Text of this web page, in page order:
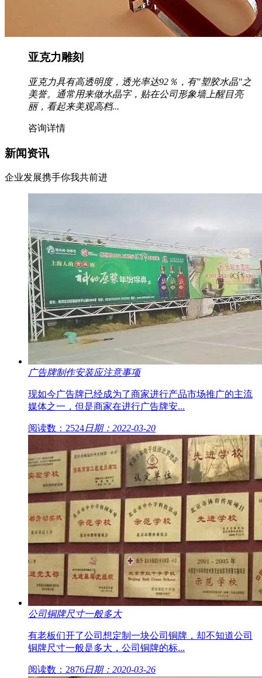
亚克力雕刻
亚克力具有高透明度，透光率达92％，有"塑胶水晶"之
美誉。通常用来做水晶字，贴在公司形象墙上醒目亮
丽，看起来美观高档...
咨询详情
新闻资讯
企业发展携手你我共前进
广告牌制作安装应注意事项
现如今广告牌已经成为了商家进行产品市场推广的主流
媒体之一，但是商家在进行广告牌安...
阅读数：2524日期：2022-03-20
公司铜牌尺寸一般多大
有老板们开了公司想定制一块公司铜牌，却不知道公司
铜牌尺寸一般是多大，公司铜牌的标...
阅读数：2876日期：2020-03-26